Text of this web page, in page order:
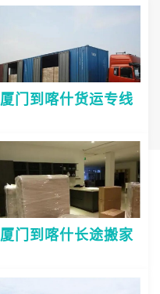
厦门到喀什货运专线
厦门到喀什长途搬家